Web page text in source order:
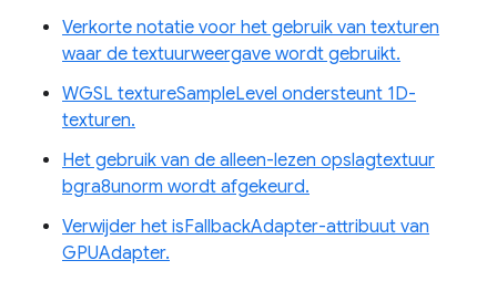
Verkorte notatie voor het gebruik van texturen
waar de textuurweergave wordt gebruikt.
WGSL textureSampleLevel ondersteunt 1D-
texturen.
Het gebruik van de alleen-lezen opslagtextuur
bgra8unorm wordt afgekeurd.
Verwijder het isFallbackAdapter-attribuut van
GPUAdapter.